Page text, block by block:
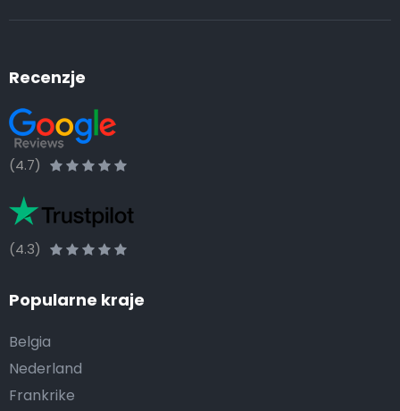
Recenzje
(4.7)
(4.3)
Popularne kraje
Belgia
Nederland
Frankrike